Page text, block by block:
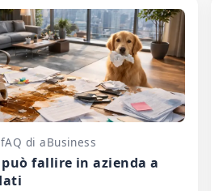
di aBusiness
può fallire in azienda a